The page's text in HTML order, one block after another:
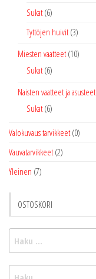
Sukat (6)
Tyttöjen huivit (3)
Miesten vaatteet (10)
Sukat (6)
Naisten vaatteet ja asusteet
Sukat (6)
Valokuvaus tarvikkeet (0)
Vauvatarvikkeet (2)
Yleinen (7)
OSTOSKORI
Haku:
Haku: